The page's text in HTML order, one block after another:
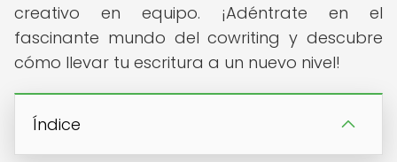
creativo en equipo. ¡Adéntrate en el
fascinante mundo del cowriting y descubre
cómo llevar tu escritura a un nuevo nivel!
Índice